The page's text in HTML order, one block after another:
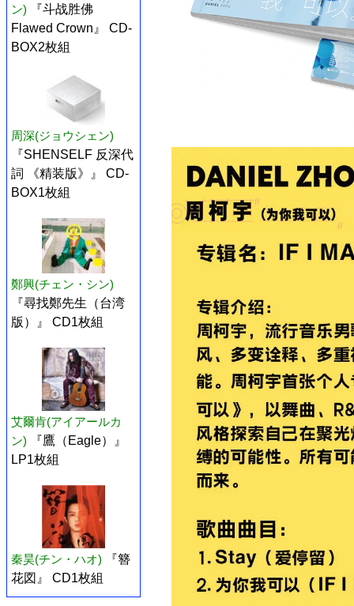
ン)
『斗战胜佛
Flawed Crown』 CD-
BOX2枚組
周深(ジョウシェン)
『SHENSELF 反深代
詞 《精装版》』 CD-
BOX1枚組
鄭興(チェン・シン)
『尋找鄭先生（台湾
版）』 CD1枚組
艾爾肯(アイアールカ
ン)
『鷹（Eagle）』
LP1枚組
秦昊(チン・ハオ)
『簪
花図』 CD1枚組